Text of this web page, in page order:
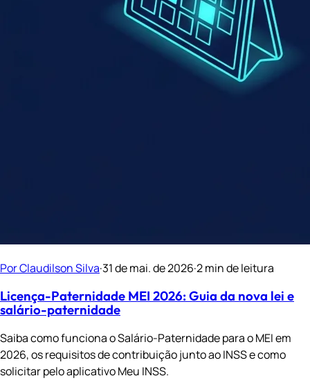
Por Claudilson Silva·31 de mai. de 2026·2 min de leitura
Licença-Paternidade MEI 2026: Guia da nova lei e
salário-paternidade
Saiba como funciona o Salário-Paternidade para o MEI em
2026, os requisitos de contribuição junto ao INSS e como
solicitar pelo aplicativo Meu INSS.